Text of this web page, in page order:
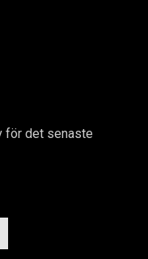
för det senaste